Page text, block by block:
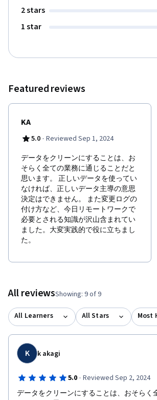
2 stars
1 star
Featured reviews
KA
5.0 · Reviewed Sep 1, 2024
データをクリーンにすることは、お
そらく全ての業務に通じることだと
思います。 正しいデータを使ってい
なければ、正しいデータ主導の意思
決定はできません。 また変更ログの
付け方など、今日リモートワークで
必要とされる知識が沢山含まれてい
ました。大変実践的で役に立ちまし
た。
All reviewsShowing: 9 of 9
All Learners All Stars Most
K k akagi
5.0 · Reviewed Sep 2, 2024
データをクリーンにすることは、おそらく